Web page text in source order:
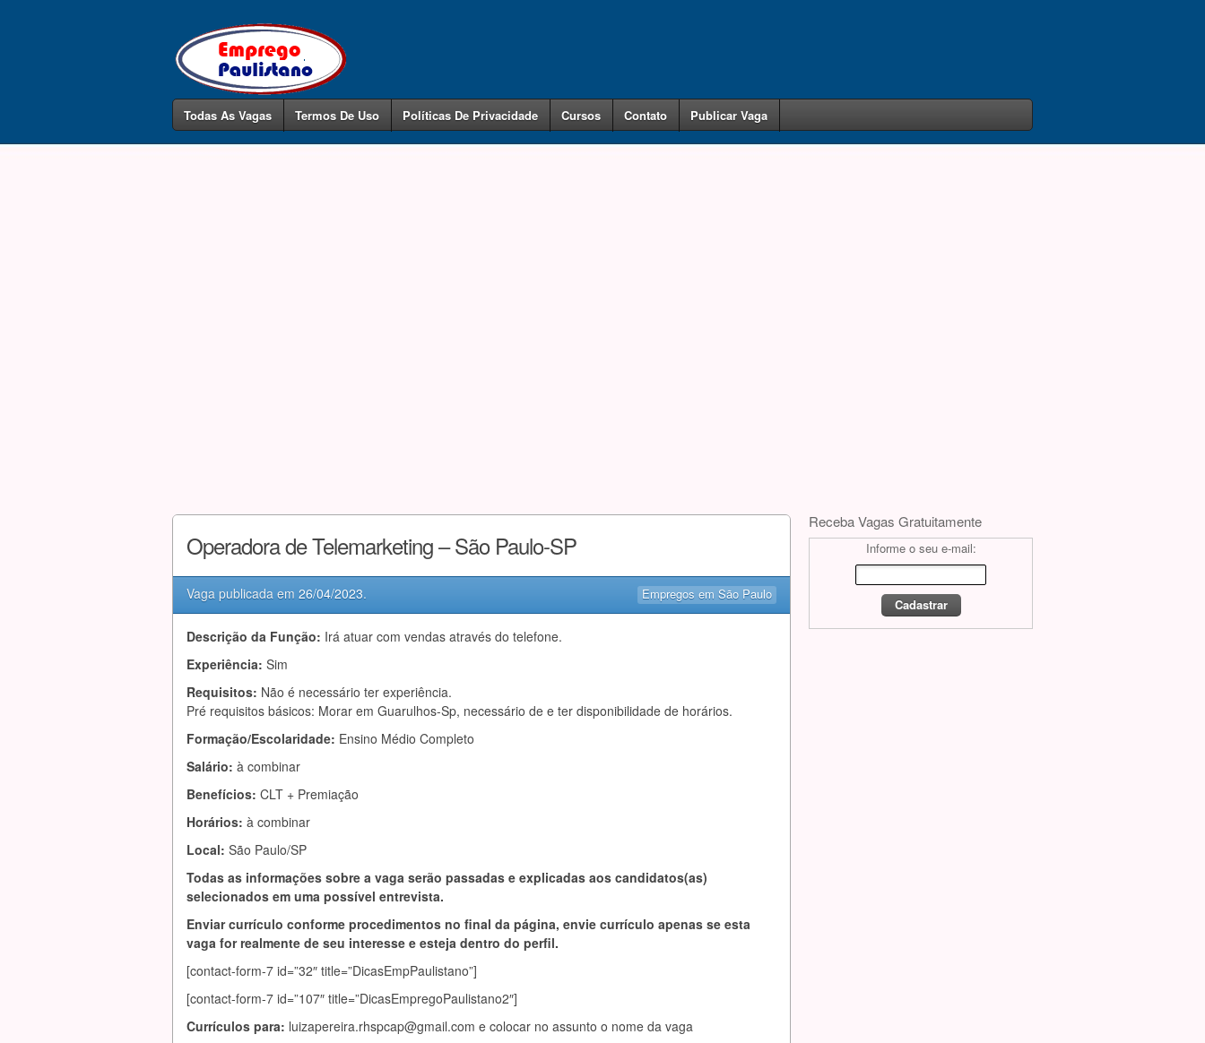
Todas As Vagas Termos De Uso Políticas De Privacidade Cursos Contato Publicar Vaga
Operadora de Telemarketing – São Paulo-SP
Empregos em São Paulo
Vaga publicada em 26/04/2023.
Descrição da Função: Irá atuar com vendas através do telefone.
Experiência: Sim
Requisitos: Não é necessário ter experiência.
Pré requisitos básicos: Morar em Guarulhos-Sp, necessário de e ter disponibilidade de horários.
Formação/Escolaridade: Ensino Médio Completo
Salário: à combinar
Benefícios: CLT + Premiação
Horários: à combinar
Local: São Paulo/SP
Todas as informações sobre a vaga serão passadas e explicadas aos candidatos(as)
selecionados em uma possível entrevista.
Enviar currículo conforme procedimentos no final da página, envie currículo apenas se esta
vaga for realmente de seu interesse e esteja dentro do perfil.
[contact-form-7 id=”32″ title=”DicasEmpPaulistano”]
[contact-form-7 id=”107″ title=”DicasEmpregoPaulistano2″]
Currículos para: luizapereira.rhspcap@gmail.com e colocar no assunto o nome da vaga
Receba Vagas Gratuitamente
Informe o seu e-mail: